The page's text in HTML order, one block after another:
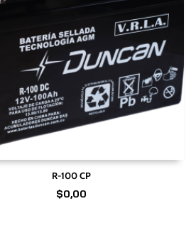
R-100 CP
$0,00